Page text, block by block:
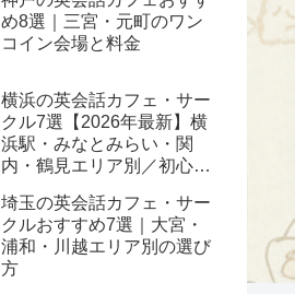
め8選｜三宮・元町のワン
コイン会場と料金
横浜の英会話カフェ・サー
クル7選【2026年最新】横
浜駅・みなとみらい・関
内・鶴見エリア別／初心
埼玉の英会話カフェ・サー
クルおすすめ7選｜大宮・
浦和・川越エリア別の選び
方